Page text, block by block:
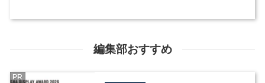
編集部おすすめ
PR